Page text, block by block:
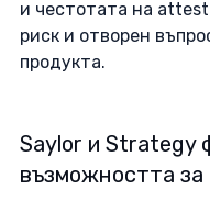
и честотата на
риск и отворен
продукта.
Saylor и Strategy
възможността